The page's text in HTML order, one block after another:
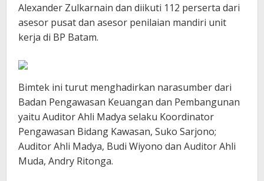
Alexander Zulkarnain dan diikuti 112 perserta dari
asesor pusat dan asesor penilaian mandiri unit
kerja di BP Batam.
Bimtek ini turut menghadirkan narasumber dari
Badan Pengawasan Keuangan dan Pembangunan
yaitu Auditor Ahli Madya selaku Koordinator
Pengawasan Bidang Kawasan, Suko Sarjono;
Auditor Ahli Madya, Budi Wiyono dan Auditor Ahli
Muda, Andry Ritonga.